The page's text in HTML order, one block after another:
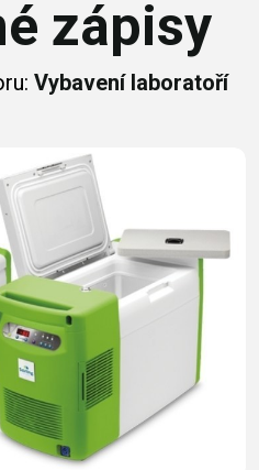
zápisy
Vybavení laboratoří